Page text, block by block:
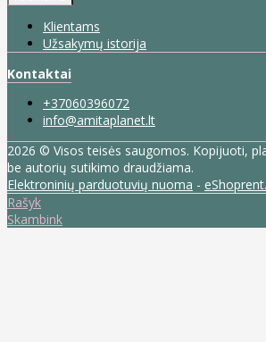
Klientams
Užsakymų istorija
Kontaktai
+37060396072
info@amitaplanet.lt
2026 © Visos teisės saugomos. Kopijuoti,
be autorių sutikimo draudžiama.
Elektroninių parduotuvių nuoma -
Rašyk
Skambink